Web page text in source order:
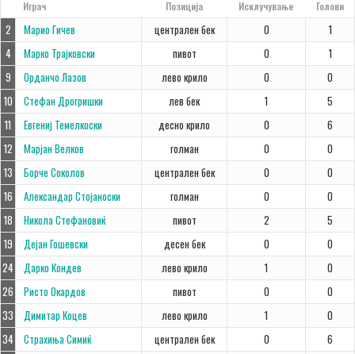
Играч Позиција Исклучување Голови
2 Марио Гичев централен бек 0
1
4
Марко Трајковски пивот 0
1
9
Орданчо Лазов лево крило 0
0
10
Стефан Дрогришки лев бек 1
5
11
Евгениј Темелкоски десно крило 0
6
12
Марјан Велков голман 0
0
13
Борче Соколов централен бек 0
0
16
Александар Стојаноски голман 0
0
18
Никола Стефановиќ пивот 2
5
19
Дејан Гошевски десен бек 0
0
24
Дарко Кондев лево крило 1
0
26
Ристо Окардов пивот 0
0
33
Димитар Коцев лево крило 1
0
34
Страхиња Симиќ централен бек 0
6